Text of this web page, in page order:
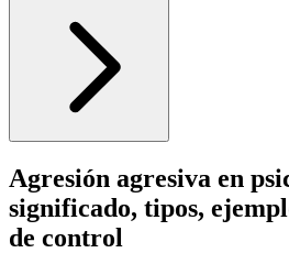
Agresión agresiva en
significado, tipos,
de control